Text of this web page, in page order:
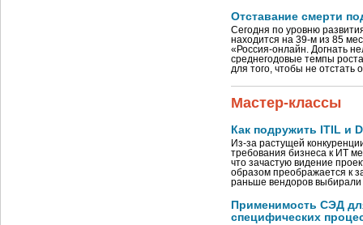
Отставание смерти
Сегодня по уровню
находится на 39-м из 85
«Россия-онлайн. Догнать
среднегодовые темпы
для того, чтобы не
Мастер-классы
Как подружить ITIL и
Из-за растущей
требования бизнеса к ИТ
что зачастую видение
образом преображается к
раньше вендоров
Применимость СЭД
специфических